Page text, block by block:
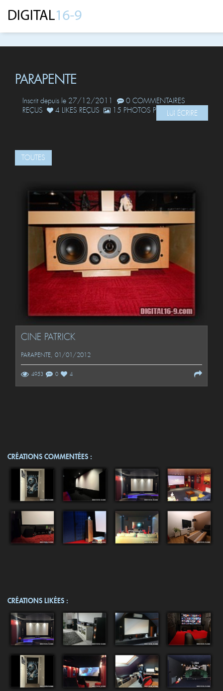
PARAPENTE
Inscrit depuis le 27/12/2011
0 COMMENTAIRES
REÇUS
4 LIKES REÇUS 15 PHOTOS POSTÉESLUI ÉCRIRE
TOUTES
CINE PATRICK
PARAPENTE, 01/01/2012
4953 0 4
CRÉATIONS COMMENTÉES :
CRÉATIONS LIKÉES :